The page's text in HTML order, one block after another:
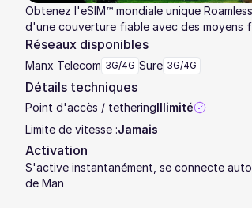
Obtenez l'eSIM™ mondiale unique
d'une couverture fiable avec des moyens
Réseaux disponibles
Manx Telecom 3G/4G Sure 3G/4G
Détails techniques
Point d'accès / tetheringIllimité
Limite de vitesse :Jamais
Activation
S'active instantanément, se connecte
de Man